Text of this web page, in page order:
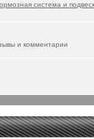
система и
и комментарии